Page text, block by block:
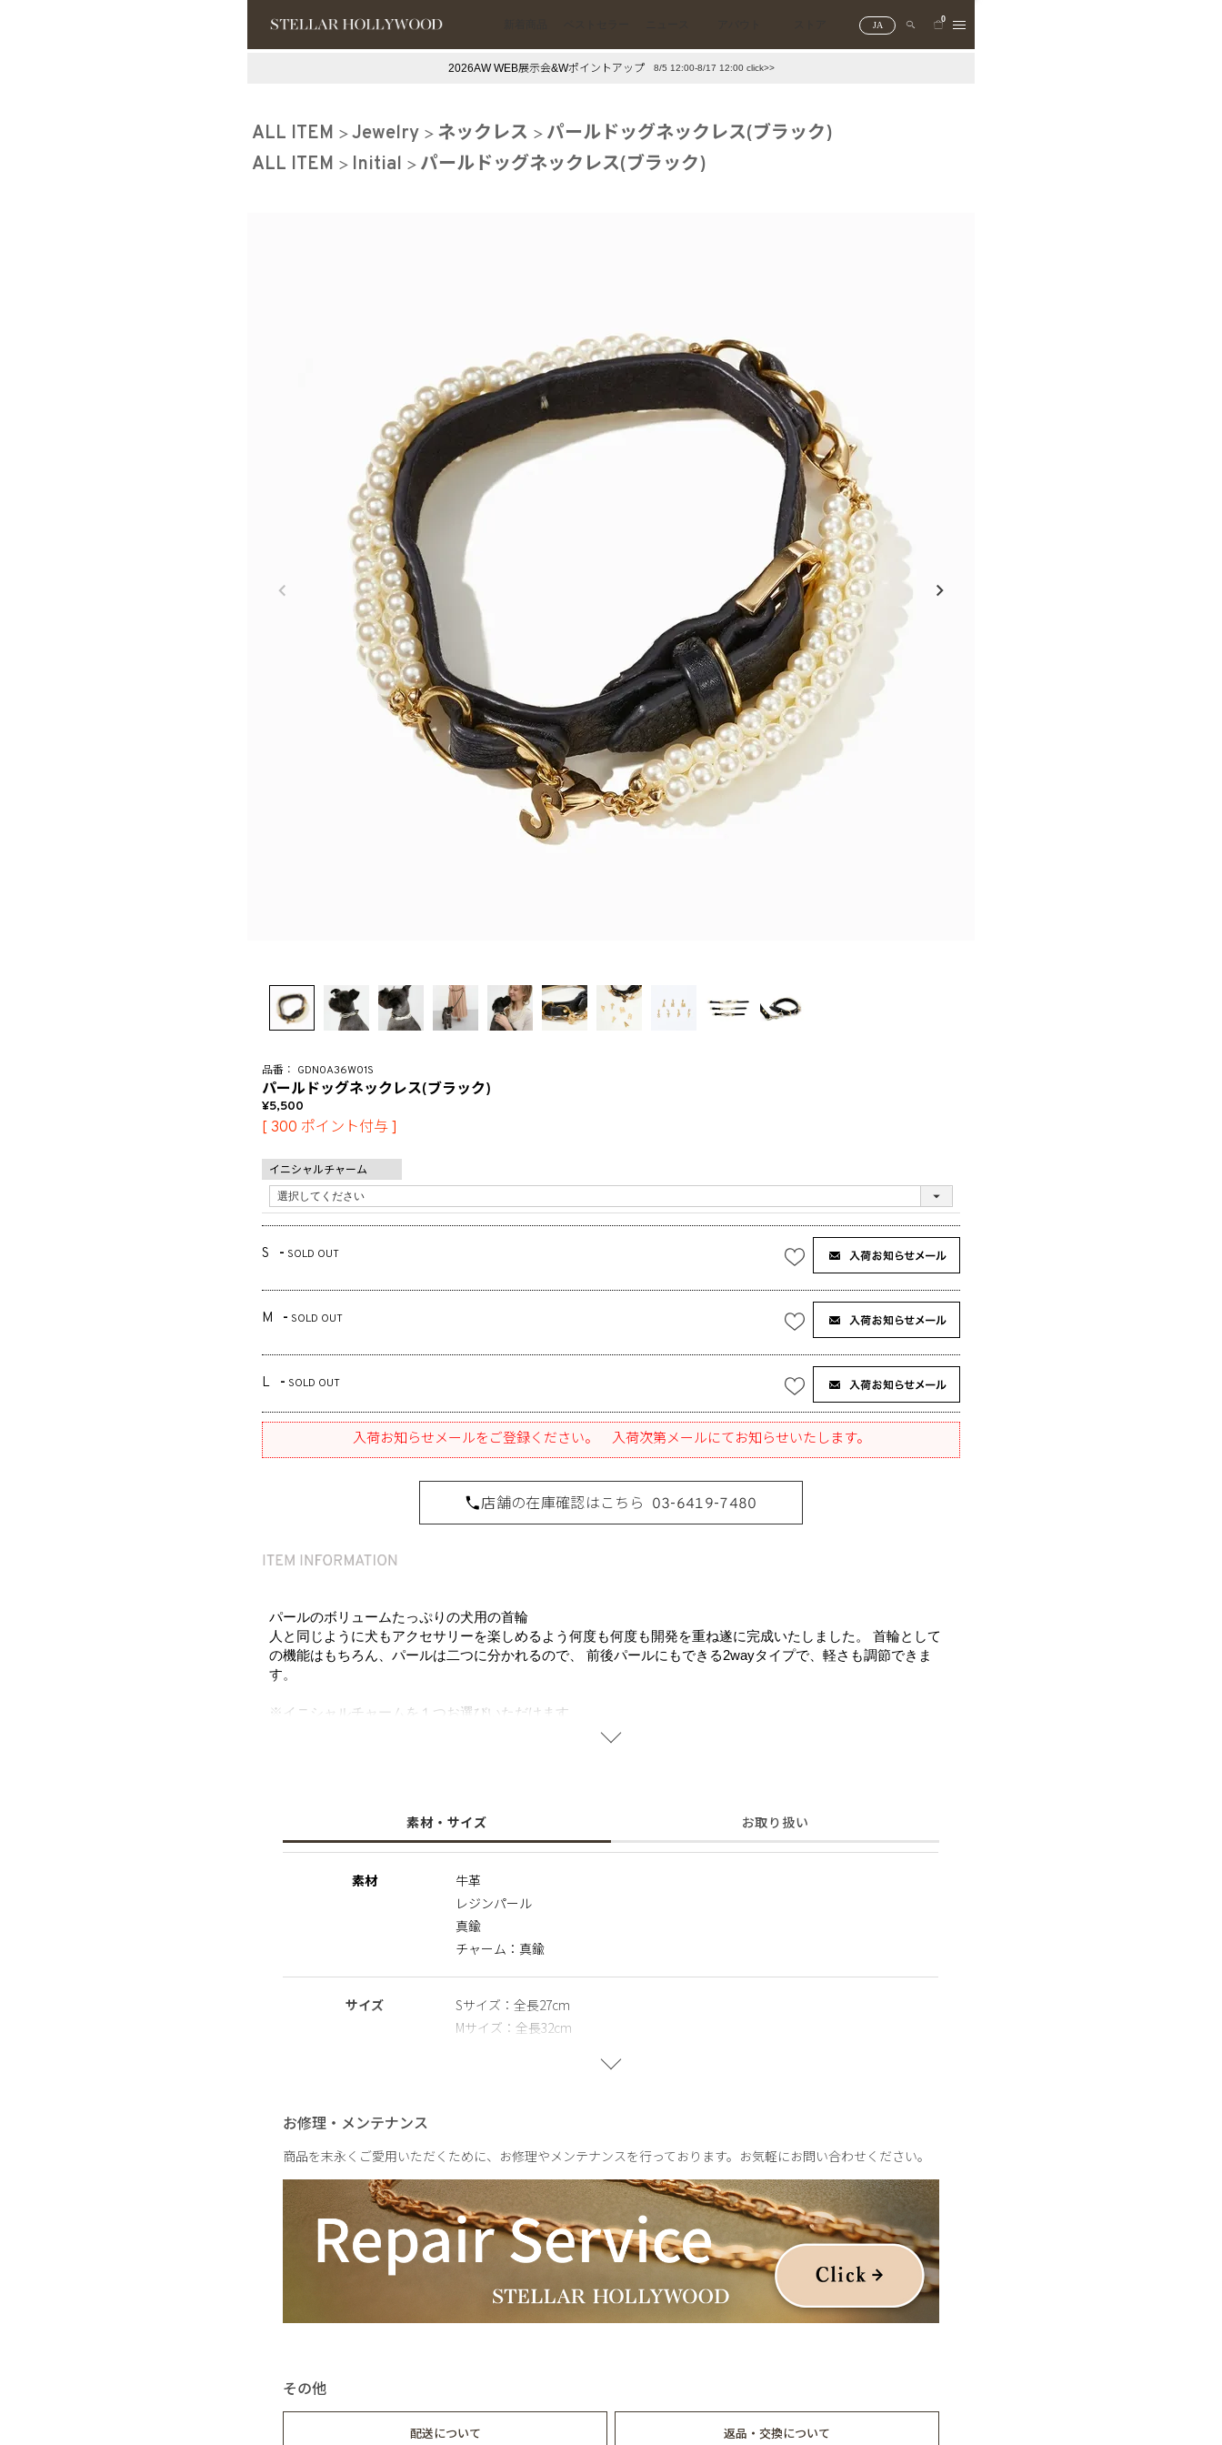
JA
0
#スタッフイチ押し（通勤パールアクセ） ＃写真映えアクセ
2026AW WEB展示会&Wポイントアップ 8/5 12:00-8/17 12:00 click>>
ALL ITEM Jewelry ネックレス
パールドッグネックレス(ブラック)
ALL ITEM
Initial パールドッグネックレス(ブラック)
GDN0A36W01S
パールドッグネックレス(ブラック)
5,500
[ 300 ポイント付与 ]
イニシャルチャーム
S - SOLD OUT
M - SOLD OUT
L - SOLD OUT
入荷お知らせメールをご登録ください。 入荷次第メールにてお知らせいたします。
店舗の在庫確認はこちら 03-6419-7480
パールのボリュームたっぷりの犬用の首輪
人と同じように犬もアクセサリーを楽しめるよう何度も何度も開発を重ね遂に完成いたしました。 首輪として
の機能はもちろん、パールは二つに分かれるので、 前後パールにもできる2wayタイプで、軽さも調節できま
す。
※イニシャルチャームを１つお選びいただけます。
素材・サイズ お取り扱い
素材
牛革
レジンパール
真鍮
チャーム：真鍮
サイズ
Sサイズ：全長27cm
Mサイズ：全長32cm
チャーム：高さ約1.4cm/厚み約1mm
穴までの長さ
Mサイズ：26cm / 27cm / 28cm
Lサイズ：31cm / 32cm / 33cm
お修理・メンテナンス
商品を末永くご愛用いただくために、お修理やメンテナンスを行っております。お気軽にお問い合わせください。
その他
配送について 返品・交換について